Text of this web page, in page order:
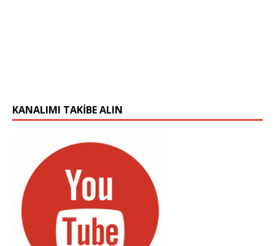
KANALIMI TAKIBE ALIN